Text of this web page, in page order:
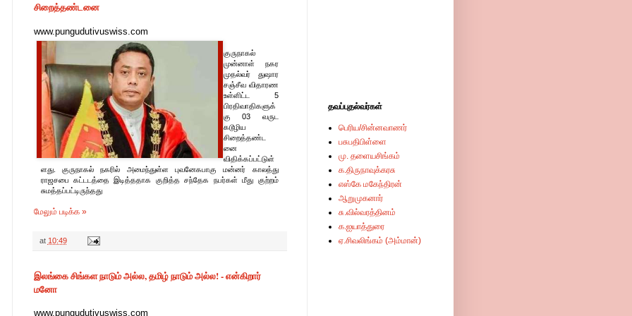
சிறைத்தண்டனை
www.pungudutivuswiss.com
குருநாகல்
முன்னாள் நகர
முதல்வர் துஷார
சஞ்சீவ விதாரண
உள்ளிட்ட 5
பிரதிவாதிகளுக்
கு 03 வருட
கடூழிய
சிறைத்தண்ட
னை
விதிக்கப்பட்டுள்
ளது. குருநாகல் நகரில் அமைந்துள்ள புவனேகபாகு மன்னர் காலத்து
ராஜசபை கட்டடத்தை இடித்ததாக குறித்த சந்தேக நபர்கள் மீது குற்றம்
சுமத்தப்பட்டிருந்தது
மேலும் படிக்க »
at 10:49
இலங்கை சிங்கள நாடும் அல்ல, தமிழ் நாடும் அல்ல! - என்கிறார்
மனோ
www.pungudutivuswiss.com
தவப்புதல்வர்கள்
பெரிய/சின்னவாணர்
பசுபதிபிள்ளை
மு. தளையசிங்கம்
க.திருநாவுக்கரசு
எஸ்கே மகேந்திரன்
ஆறுமுகனார்
சு.வில்வரத்தினம்
க.ஐயாத்துரை
ஏ.சிவலிங்கம் (அம்மான்)